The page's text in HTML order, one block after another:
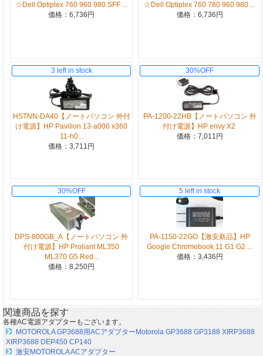
☆Dell Optiplex 760 960 980 SFF ...
価格：6,736円
☆Dell Optiplex 760 780 960 980 ...
価格：6,736円
3 left in stock
HSTNN-DA40【ノートパソコン 外付
け電源】HP Pavilion 13-a000 x360
11-h0...
価格：3,711円
30%OFF
PA-1200-22HB【ノートパソコン 外
付け電源】HP envy X2
価格：7,011円
30%OFF
DPS-800GB_A【ノートパソコン 外
付け電源】HP Proliant ML350
ML370 G5 Red...
価格：8,250円
5 left in stock
PA-1150-22GO【激安新品】HP
Google Chromebook 11 G1 G2 ...
価格：3,436円
関連商品を探す
各種AC電源アダプターもございます。
MOTOROLA GP3688用ACアダプターMotorola GP3688 GP3188 XIRP3688
XIRP3688 DEP450 CP140
激安MOTOROLA ACアダプター